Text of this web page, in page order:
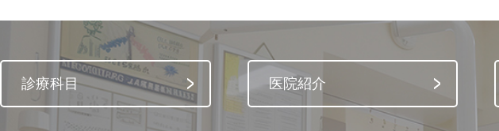
診療科目 医院紹介